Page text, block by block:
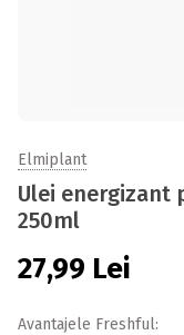
Elmiplant
Ulei energizant
250ml
27,99 Lei
Avantajele Freshful: